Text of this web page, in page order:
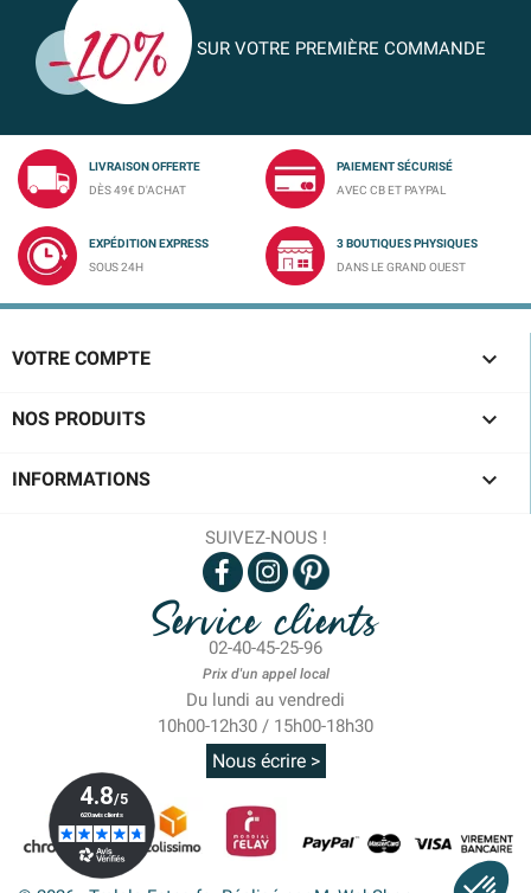
SUR VOTRE PREMIÈRE COMMANDE
LIVRAISON OFFERTE
DÈS 49€ D'ACHAT
PAIEMENT SÉCURISÉ
AVEC CB ET PAYPAL
EXPÉDITION EXPRESS
SOUS 24H
3 BOUTIQUES PHYSIQUES
DANS LE GRAND OUEST
VOTRE COMPTE 
NOS PRODUITS 
INFORMATIONS 
SUIVEZ-NOUS !
Service clients
02-40-45-25-96
Prix d'un appel local
Du lundi au vendredi
10h00-12h30 / 15h00-18h30
Nous écrire >